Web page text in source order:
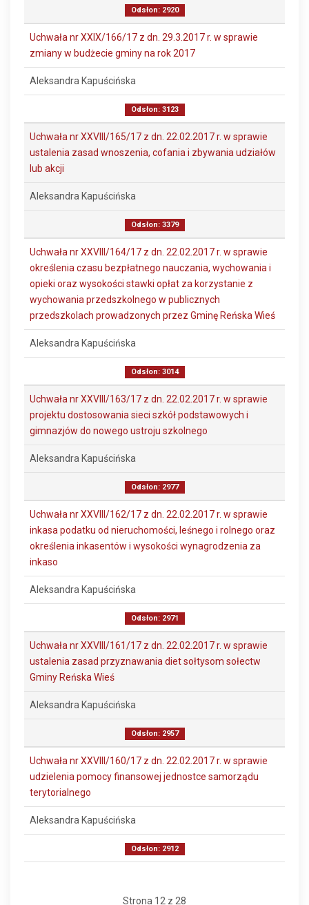
Odsłon: 2920
Uchwała nr XXIX/166/17 z dn. 29.3.2017 r. w sprawie
zmiany w budżecie gminy na rok 2017
Aleksandra Kapuścińska
Odsłon: 3123
Uchwała nr XXVIII/165/17 z dn. 22.02.2017 r. w sprawie
ustalenia zasad wnoszenia, cofania i zbywania udziałów
lub akcji
Aleksandra Kapuścińska
Odsłon: 3379
Uchwała nr XXVIII/164/17 z dn. 22.02.2017 r. w sprawie
określenia czasu bezpłatnego nauczania, wychowania i
opieki oraz wysokości stawki opłat za korzystanie z
wychowania przedszkolnego w publicznych
przedszkolach prowadzonych przez Gminę Reńska Wieś
Aleksandra Kapuścińska
Odsłon: 3014
Uchwała nr XXVIII/163/17 z dn. 22.02.2017 r. w sprawie
projektu dostosowania sieci szkół podstawowych i
gimnazjów do nowego ustroju szkolnego
Aleksandra Kapuścińska
Odsłon: 2977
Uchwała nr XXVIII/162/17 z dn. 22.02.2017 r. w sprawie
inkasa podatku od nieruchomości, leśnego i rolnego oraz
określenia inkasentów i wysokości wynagrodzenia za
inkaso
Aleksandra Kapuścińska
Odsłon: 2971
Uchwała nr XXVIII/161/17 z dn. 22.02.2017 r. w sprawie
ustalenia zasad przyznawania diet sołtysom sołectw
Gminy Reńska Wieś
Aleksandra Kapuścińska
Odsłon: 2957
Uchwała nr XXVIII/160/17 z dn. 22.02.2017 r. w sprawie
udzielenia pomocy finansowej jednostce samorządu
terytorialnego
Aleksandra Kapuścińska
Odsłon: 2912
Strona 12 z 28